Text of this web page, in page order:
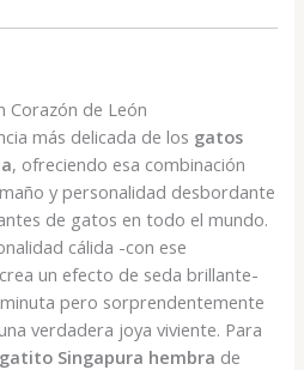
Corazón de León
más delicada de los gatos
, ofreciendo esa combinación
y personalidad desbordante
de gatos en todo el mundo.
cálida -con ese
un efecto de seda brillante-
pero sorprendentemente
verdadera joya viviente. Para
Singapura hembra de